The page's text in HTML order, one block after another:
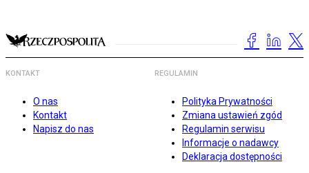
KONTAKT
O nas
Kontakt
Napisz do nas
REGULAMIN
Polityka Prywatności
Zmiana ustawień zgód
Regulamin serwisu
Informacje o nadawcy
Deklaracja dostępności